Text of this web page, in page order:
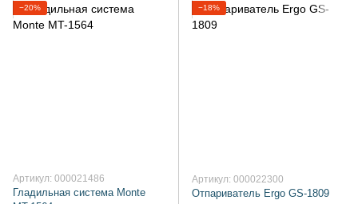
−20%
Артикул: 000021486
Гладильная система Monte
−18%
Артикул: 000022300
Отпариватель Ergo GS-1809